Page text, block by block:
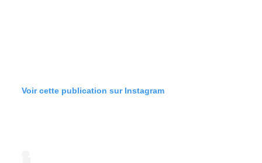
Voir cette publication sur Instagram